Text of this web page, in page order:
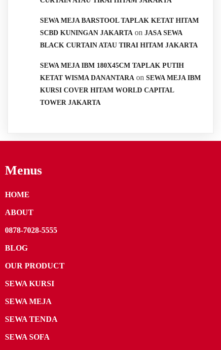
SEWA MEJA BARSTOOL TAPLAK KETAT HITAM
SCBD KUNINGAN JAKARTA on JASA SEWA
BLACK CURTAIN ATAU TIRAI HITAM JAKARTA
SEWA MEJA IBM 180X45CM TAPLAK PUTIH
KETAT WISMA DANANTARA on SEWA MEJA IBM
KURSI COVER HITAM WORLD CAPITAL
TOWER JAKARTA
Menus
HOME
ABOUT
0878-7028-5555
BLOG
OUR PRODUCT
SEWA KURSI
SEWA MEJA
SEWA TENDA
SEWA SOFA